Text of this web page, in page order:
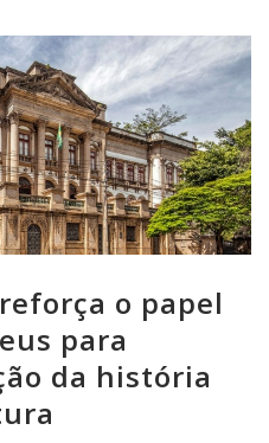
o papel
para
da história